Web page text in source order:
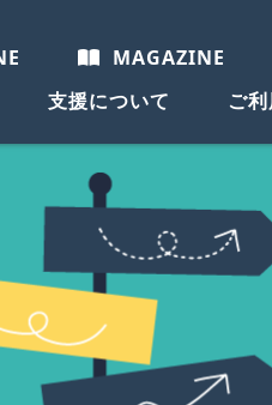
MAGAZINE
支援について
ご